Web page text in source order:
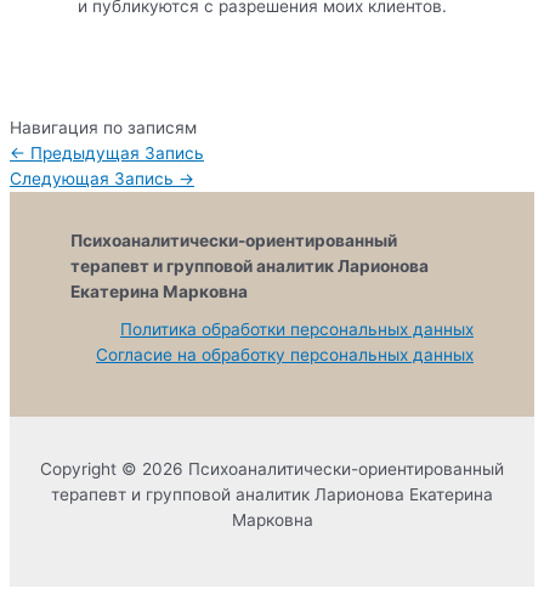
и публикуются с разрешения моих клиентов.
Навигация по записям
← Предыдущая Запись
Следующая Запись →
Психоаналитически-ориентированный
терапевт и групповой аналитик Ларионова
Екатерина Марковна
Политика обработки персональных данных
Согласие на обработку персональных данных
Copyright © 2026 Психоаналитически-ориентированный
терапевт и групповой аналитик Ларионова Екатерина
Марковна